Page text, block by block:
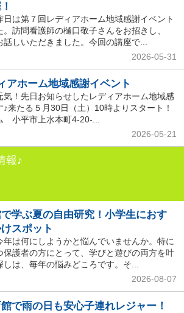
は第７回レディアホーム地域感謝イベント
訪問看護師の樋口敬子さんをお招きし、
話しいただきました。今回の講座で...
2026-05-31
アホーム地域感謝イベント
気！先日お知らせしたレディアホーム地域感
来たる５月30日（土）10時よりスタート！
小平市上水本町4-20-...
2026-05-21
報♪
学ぶ夏の自由研究！小学生におす
スポット
年は何にしようかと悩んでいませんか。特に
保護者の方にとって、学びと遊びの両方を叶
しは、毎年の悩みどころです。そ...
2026-08-07
で雨の日も安心子連れレジャー！